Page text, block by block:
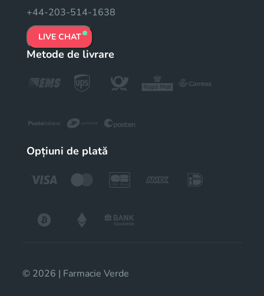
+44-203-514-1638
LIVE CHAT
Metode de livrare
Opțiuni de plată
© 2026 | Farmacie Verde